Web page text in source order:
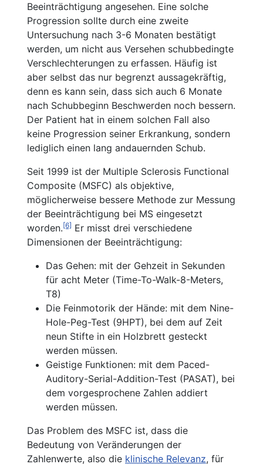
Beeinträchtigung angesehen. Eine solche
Progression sollte durch eine zweite
Untersuchung nach 3-6 Monaten bestätigt
werden, um nicht aus Versehen schubbedingte
Verschlechterungen zu erfassen. Häufig ist
aber selbst das nur begrenzt aussagekräftig,
denn es kann sein, dass sich auch 6 Monate
nach Schubbeginn Beschwerden noch bessern.
Der Patient hat in einem solchen Fall also
keine Progression seiner Erkrankung, sondern
lediglich einen lang andauernden Schub.
Seit 1999 ist der Multiple Sclerosis Functional
Composite (MSFC) als objektive,
möglicherweise bessere Methode zur Messung
der Beeinträchtigung bei MS eingesetzt
worden.[6] Er misst drei verschiedene
Dimensionen der Beeinträchtigung:
Das Gehen: mit der Gehzeit in Sekunden
für acht Meter (Time-To-Walk-8-Meters,
T8)
Die Feinmotorik der Hände: mit dem Nine-
Hole-Peg-Test (9HPT), bei dem auf Zeit
neun Stifte in ein Holzbrett gesteckt
werden müssen.
Geistige Funktionen: mit dem Paced-
Auditory-Serial-Addition-Test (PASAT), bei
dem vorgesprochene Zahlen addiert
werden müssen.
Das Problem des MSFC ist, dass die
Bedeutung von Veränderungen der
Zahlenwerte, also die klinische Relevanz, für